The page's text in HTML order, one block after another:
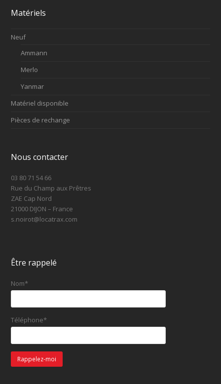
Matériels
Neuf
Ammann
Merlo
Yanmar
Matériel disponible
Pièces de rechange
Nous contacter
03 80 71 54 66
Rue du Champ aux Prêtres
ZAE Cap Nord
21000 DIJON – France
s.noirot@locatrax.com
Être rappelé
Nom*
Téléphone*